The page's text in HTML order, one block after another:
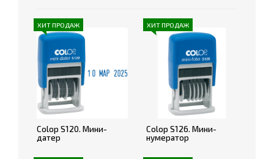
ХИТ ПРОДАЖ
Colop S120. Мини-
датер
ХИТ ПРОДАЖ
Colop S126. Мини-
нумератор